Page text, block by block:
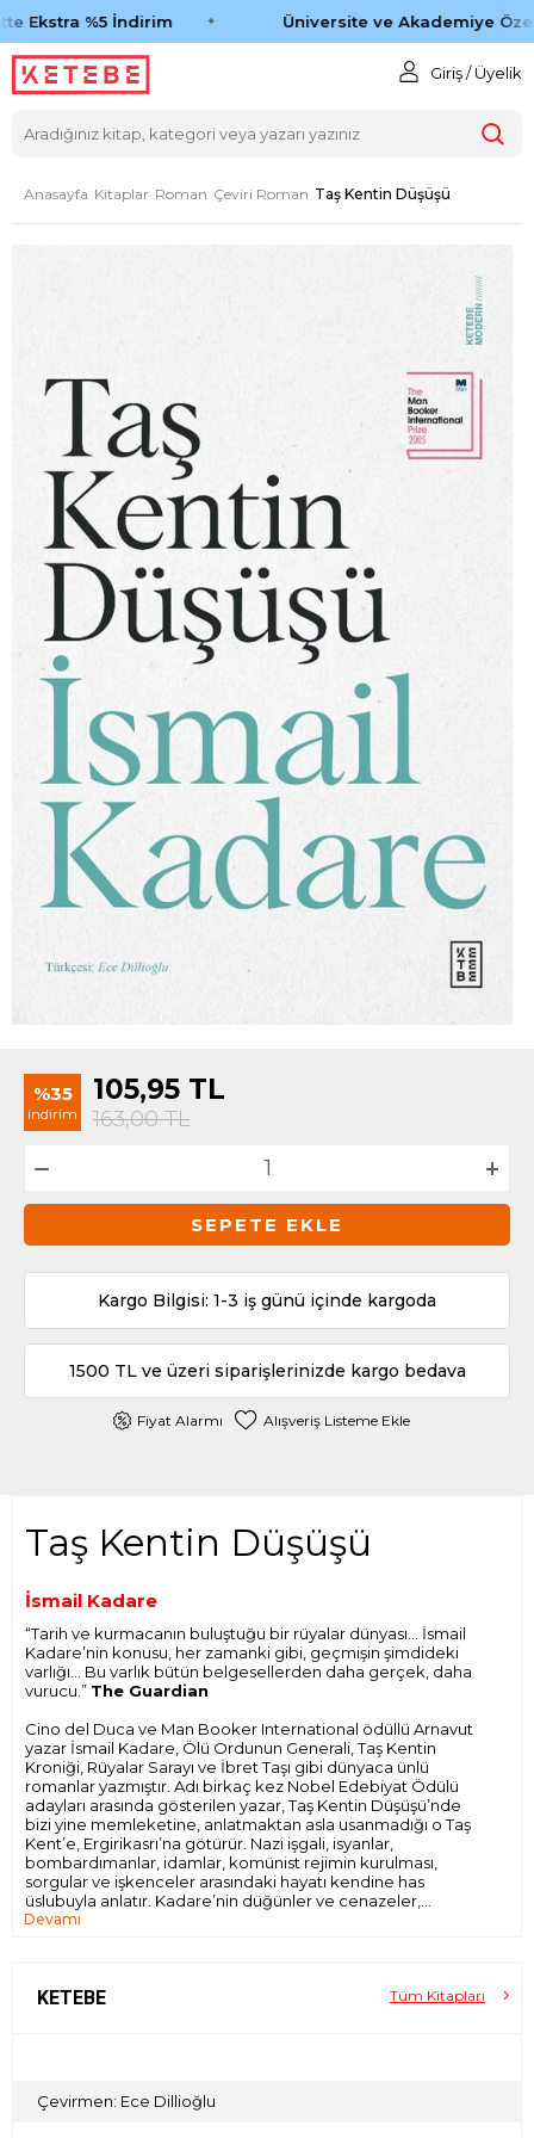
Ekstra %5 İndirim Üniversite ve Akademiye Özel
Giriş / Üyelik
Anasayfa Kitaplar Roman Çeviri Roman Taş Kentin Düşüşü
%35
indirim
105,95 TL
163,00TL
SEPETE EKLE
Kargo Bilgisi: 1-3 iş günü içinde kargoda
1500 TL ve üzeri siparişlerinizde kargo bedava
Fiyat Alarmı Alışveriş Listeme Ekle
Taş Kentin Düşüşü
İsmail Kadare
“Tarih ve kurmacanın buluştuğu bir rüyalar dünyası... İsmail
Kadare’nin konusu, her zamanki gibi, geçmişin şimdideki
varlığı... Bu varlık bütün belgesellerden daha gerçek, daha
vurucu.” The Guardian
Cino del Duca ve Man Booker International ödüllü Arnavut
yazar İsmail Kadare, Ölü Ordunun Generali, Taş Kentin
Kroniği, Rüyalar Sarayı ve İbret Taşı gibi dünyaca ünlü
romanlar yazmıştır. Adı birkaç kez Nobel Edebiyat Ödülü
adayları arasında gösterilen yazar, Taş Kentin Düşüşü’nde
bizi yine memleketine, anlatmaktan asla usanmadığı o Taş
Kent’e, Ergirikasrı’na götürür. Nazi işgali, isyanlar,
bombardımanlar, idamlar, komünist rejimin kurulması,
sorgular ve işkenceler arasındaki hayatı kendine has
üslubuyla anlatır. Kadare’nin düğünler ve cenazeler,
şölenler ve çarpışmalarla dolu romanlarını okurken,
bütün bir tarih, bu taş kenttedir.
Devamı
KETEBE Tüm Kitapları
Çevirmen: Ece Dillioğlu